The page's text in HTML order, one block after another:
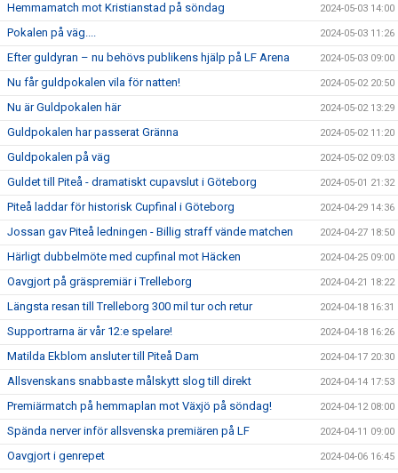
Hemmamatch mot Kristianstad på söndag 2024-05-03 14:00
Pokalen på väg.... 2024-05-03 11:26
Efter guldyran – nu behövs publikens hjälp på LF Arena 2024-05-03 09:00
Nu får guldpokalen vila för natten! 2024-05-02 20:50
Nu är Guldpokalen här 2024-05-02 13:29
Guldpokalen har passerat Gränna 2024-05-02 11:20
Guldpokalen på väg 2024-05-02 09:03
Guldet till Piteå - dramatiskt cupavslut i Göteborg 2024-05-01 21:32
Piteå laddar för historisk Cupfinal i Göteborg 2024-04-29 14:36
Jossan gav Piteå ledningen - Billig straff vände matchen 2024-04-27 18:50
Härligt dubbelmöte med cupfinal mot Häcken 2024-04-25 09:00
Oavgjort på gräspremiär i Trelleborg 2024-04-21 18:22
Längsta resan till Trelleborg 300 mil tur och retur 2024-04-18 16:31
Supportrarna är vår 12:e spelare! 2024-04-18 16:26
Matilda Ekblom ansluter till Piteå Dam 2024-04-17 20:30
Allsvenskans snabbaste målskytt slog till direkt 2024-04-14 17:53
Premiärmatch på hemmaplan mot Växjö på söndag! 2024-04-12 08:00
Spända nerver inför allsvenska premiären på LF 2024-04-11 09:00
Oavgjort i genrepet 2024-04-06 16:45